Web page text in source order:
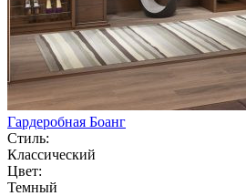
Гардеробная Боанг
Стиль:
Классический
Цвет:
Темный